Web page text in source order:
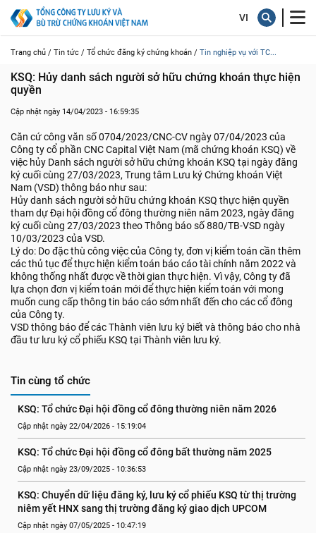
Trang chủ / Tin tức / Tổ chức đăng ký chứng khoán / Tin nghiệp vụ với TC...
KSQ: Hủy danh sách người sở hữu chứng khoán thực hiện
quyền
Cập nhật ngày 14/04/2023 - 16:59:35
Căn cứ công văn số 0704/2023/CNC-CV ngày 07/04/2023 của
Công ty cổ phần CNC Capital Việt Nam (mã chứng khoán KSQ) về
việc hủy Danh sách người sở hữu chứng khoán KSQ tại ngày đăng
ký cuối cùng 27/03/2023, Trung tâm Lưu ký Chứng khoán Việt
Nam (VSD) thông báo như sau:
Hủy danh sách người sở hữu chứng khoán KSQ thực hiện quyền
tham dự Đại hội đồng cổ đông thường niên năm 2023, ngày đăng
ký cuối cùng 27/03/2023 theo Thông báo số 880/TB-VSD ngày
10/03/2023 của VSD.
Lý do: Do đặc thù công việc của Công ty, đơn vị kiểm toán cần thêm
các thủ tục để thực hiện kiểm toán báo cáo tài chính năm 2022 và
không thống nhất được về thời gian thực hiện. Vì vậy, Công ty đã
lựa chọn đơn vị kiểm toán mới để thực hiện kiểm toán với mong
muốn cung cấp thông tin báo cáo sớm nhất đến cho các cổ đông
của Công ty.
VSD thông báo để các Thành viên lưu ký biết và thông báo cho nhà
đầu tư lưu ký cổ phiếu KSQ tại Thành viên lưu ký.
Tin cùng tổ chức
KSQ: Tổ chức Đại hội đồng cổ đông thường niên năm 2026
Cập nhật ngày 22/04/2026 - 15:19:04
KSQ: Tổ chức Đại hội đồng cổ đông bất thường năm 2025
Cập nhật ngày 23/09/2025 - 10:36:53
KSQ: Chuyển dữ liệu đăng ký, lưu ký cổ phiếu KSQ từ thị trường
niêm yết HNX sang thị trường đăng ký giao dịch UPCOM
Cập nhật ngày 07/05/2025 - 10:47:19